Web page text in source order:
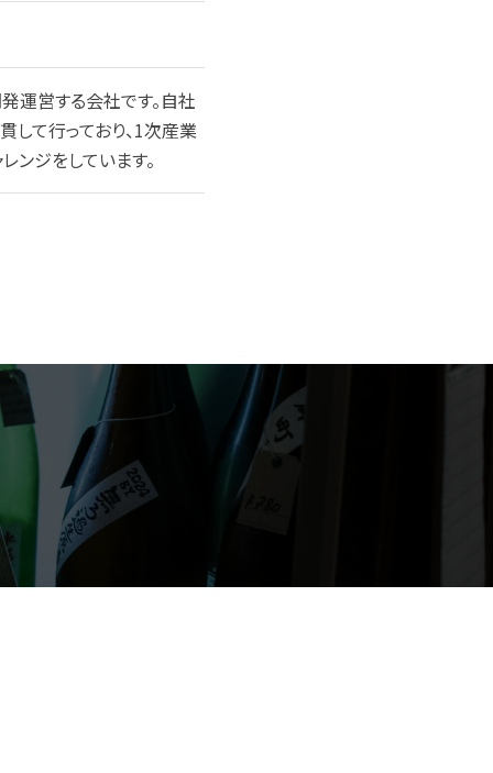
運営する会社です。自社
して行っており、1次産業
ジをしています。